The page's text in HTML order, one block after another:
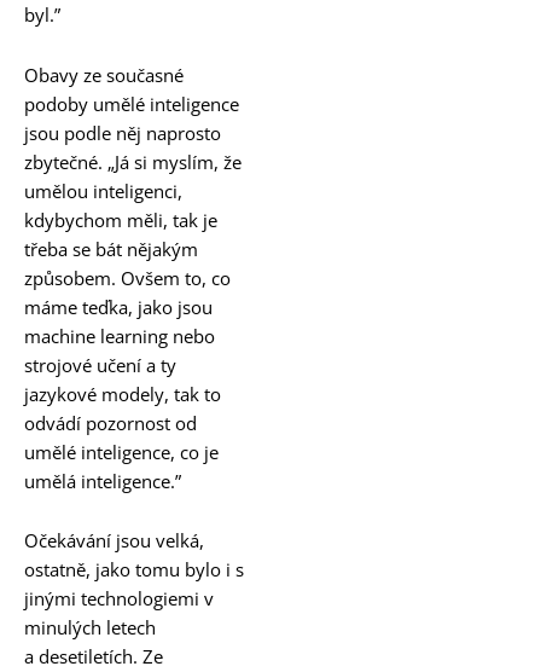
byl.”
Obavy ze současné
podoby umělé inteligence
jsou podle něj naprosto
zbytečné. „Já si myslím, že
umělou inteligenci,
kdybychom měli, tak je
třeba se bát nějakým
způsobem. Ovšem to, co
máme teďka, jako jsou
machine learning nebo
strojové učení a ty
jazykové modely, tak to
odvádí pozornost od
umělé inteligence, co je
umělá inteligence.”
Očekávání jsou velká,
ostatně, jako tomu bylo i s
jinými technologiemi v
minulých letech
a desetiletích. Ze